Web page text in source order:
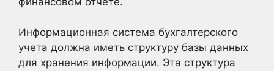
Информационная система бухгалтерского
учета должна иметь структуру базы данных
для хранения информации. Эта структура